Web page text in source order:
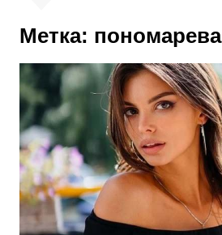
Метка: пономарева